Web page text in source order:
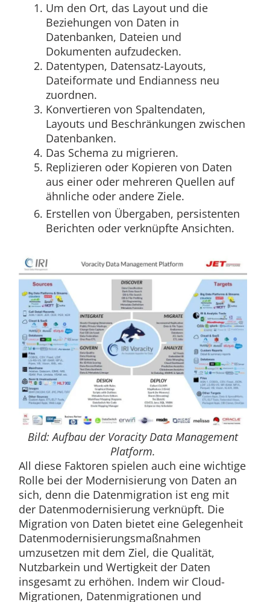
Um den Ort, das Layout und die
Beziehungen von Daten in
Datenbanken, Dateien und
Dokumenten aufzudecken.
Datentypen, Datensatz-Layouts,
Dateiformate und Endianness neu
zuordnen.
Konvertieren von Spaltendaten,
Layouts und Beschränkungen zwischen
Datenbanken.
Das Schema zu migrieren.
Replizieren oder Kopieren von Daten
aus einer oder mehreren Quellen auf
ähnliche oder andere Ziele.
Erstellen von Übergaben, persistenten
Berichten oder verknüpfte Ansichten.
Bild: Aufbau der Voracity Data Management
Platform.
All diese Faktoren spielen auch eine wichtige
Rolle bei der Modernisierung von Daten an
sich, denn die Datenmigration ist eng mit
der Datenmodernisierung verknüpft. Die
Migration von Daten bietet eine Gelegenheit
Datenmodernisierungsmaßnahmen
umzusetzen mit dem Ziel, die Qualität,
Nutzbarkein und Wertigkeit der Daten
insgesamt zu erhöhen. Indem wir Cloud-
Migrationen, Datenmigrationen und